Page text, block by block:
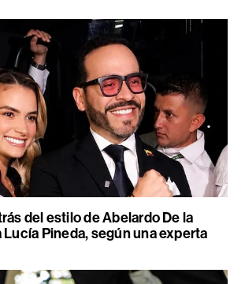
del estilo de Abelardo De la
Lucía Pineda, según una experta